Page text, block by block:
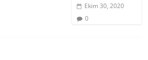
Ekim 30, 2020
0